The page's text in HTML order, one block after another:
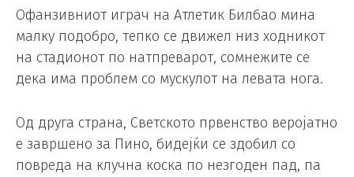
Офанзивниот играч на Атлетик Билбао мина
малку подобро, тепко се движел низ ходникот
на стадионот по натпреварот, сомнежите се
дека има проблем со мускулот на левата нога.
Од друга страна, Светското првенство веројатно
е завршено за Пино, бидејќи се здобил со
повреда на клучна коска по незгоден пад, па